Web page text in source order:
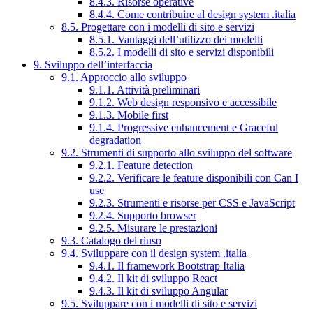
8.4.4. Come contribuire al design system .italia
8.5. Progettare con i modelli di sito e servizi
8.5.1. Vantaggi dell’utilizzo dei modelli
8.5.2. I modelli di sito e servizi disponibili
9. Sviluppo dell’interfaccia
9.1. Approccio allo sviluppo
9.1.1. Attività preliminari
9.1.2. Web design responsivo e accessibile
9.1.3. Mobile first
9.1.4. Progressive enhancement e Graceful
degradation
9.2. Strumenti di supporto allo sviluppo del software
9.2.1. Feature detection
9.2.2. Verificare le feature disponibili con Can I
use
9.2.3. Strumenti e risorse per CSS e JavaScript
9.2.4. Supporto browser
9.2.5. Misurare le prestazioni
9.3. Catalogo del riuso
9.4. Sviluppare con il design system .italia
9.4.1. Il framework Bootstrap Italia
9.4.2. Il kit di sviluppo React
9.4.3. Il kit di sviluppo Angular
9.5. Sviluppare con i modelli di sito e servizi